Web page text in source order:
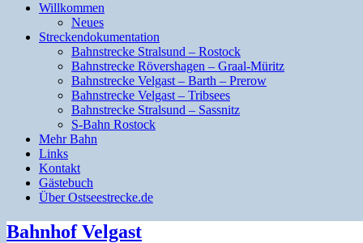
Willkommen
Neues
Streckendokumentation
Bahnstrecke Stralsund – Rostock
Bahnstrecke Rövershagen – Graal-Müritz
Bahnstrecke Velgast – Barth – Prerow
Bahnstrecke Velgast – Tribsees
Bahnstrecke Stralsund – Sassnitz
S-Bahn Rostock
Mehr Bahn
Links
Kontakt
Gästebuch
Über Ostseestrecke.de
Bahnhof Velgast